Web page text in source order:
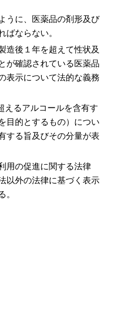
うに、医薬品の剤形及び
ばならない。
造後１年を超えて性状及
が確認されている医薬品
表示について法的な義務
えるアルコールを含有す
目的とするもの）につい
する旨及びその分量が表
用の促進に関する法律
以外の法律に基づく表示
。